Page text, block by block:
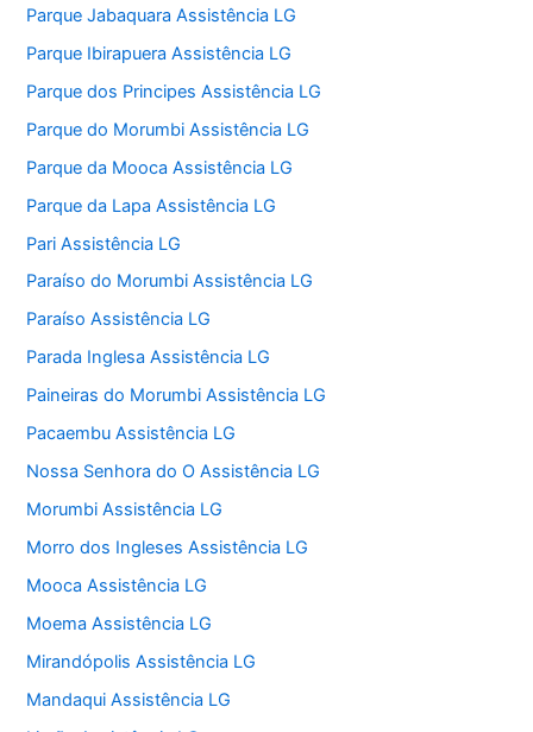
Parque Jabaquara Assistência LG
Parque Ibirapuera Assistência LG
Parque dos Principes Assistência LG
Parque do Morumbi Assistência LG
Parque da Mooca Assistência LG
Parque da Lapa Assistência LG
Pari Assistência LG
Paraíso do Morumbi Assistência LG
Paraíso Assistência LG
Parada Inglesa Assistência LG
Paineiras do Morumbi Assistência LG
Pacaembu Assistência LG
Nossa Senhora do O Assistência LG
Morumbi Assistência LG
Morro dos Ingleses Assistência LG
Mooca Assistência LG
Moema Assistência LG
Mirandópolis Assistência LG
Mandaqui Assistência LG